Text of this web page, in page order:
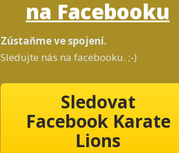
na Facebooku
Zústaňme ve spojení.
Sledujte nás na facebooku. ;-)
Sledovat
Facebook Karate
Lions